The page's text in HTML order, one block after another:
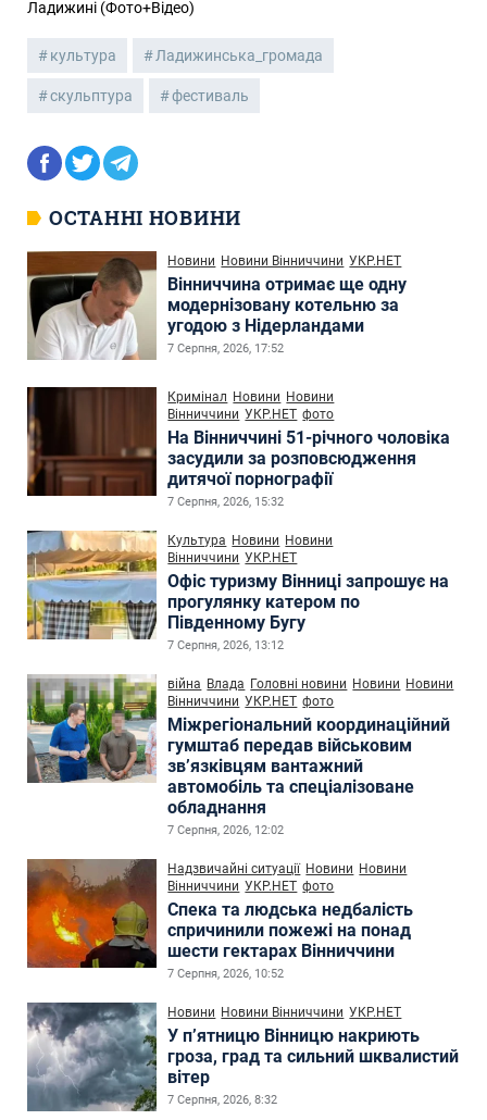
культура Ладижинська_громада
скульптура фестиваль
ОСТАННІ НОВИНИ
Новини Новини Вінниччини УКР.НЕТ
Вінниччина отримає ще одну
модернізовану котельню за
угодою з Нідерландами
7 Серпня, 2026, 17:52
Кримінал Новини Новини
Вінниччини УКР.НЕТ фото
На Вінниччині 51-річного чоловіка
засудили за розповсюдження
дитячої порнографії
7 Серпня, 2026, 15:32
Культура Новини Новини
Вінниччини УКР.НЕТ
Офіс туризму Вінниці запрошує на
прогулянку катером по
Південному Бугу
7 Серпня, 2026, 13:12
війна Влада Головні новини Новини Новини
Вінниччини УКР.НЕТ фото
Міжрегіональний координаційний
гумштаб передав військовим
зв’язківцям вантажний
автомобіль та спеціалізоване
обладнання
7 Серпня, 2026, 12:02
Надзвичайні ситуації Новини Новини
Вінниччини УКР.НЕТ фото
Спека та людська недбалість
спричинили пожежі на понад
шести гектарах Вінниччини
7 Серпня, 2026, 10:52
Новини Новини Вінниччини УКР.НЕТ
У п’ятницю Вінницю накриють
гроза, град та сильний шквалистий
вітер
7 Серпня, 2026, 8:32